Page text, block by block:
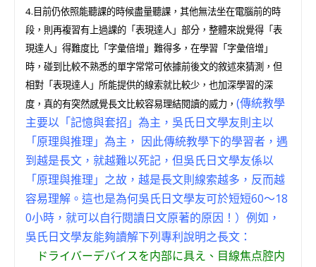
4.目前仍依照能聽課的時候盡量聽課，其他無法坐在電腦前的時
段，則再複習有上過課的「表現達人」部分，整體來說覺得「表
現達人」得難度比「字彙倍增」難得多，在學習「字彙倍增」
時，碰到比較不熟悉的單字常常可依據前後文的敘述來猜測，但
相對「表現達人」所能提供的線索就比較少，也加深學習的深
度，真的有突然感覺長文比較容易理結閱讀的威力， (傳統教學
主要以「記憶與套招」為主，吳氏日文學友則主以
「原理與推理」為主， 因此傳統教學下的學習者，遇
到越是長文，就越難以死記，但吳氏日文學友係以
「原理與推理」之故，越是長文則線索越多，反而越
容易理解。這也是為何吳氏日文學友可於短短60～18
0小時，就可以自行閱讀日文原著的原因！）例如，
吳氏日文學友能夠讀解下列專利說明之長文：
ドライバーデバイスを内部に具え、目線焦点腔内